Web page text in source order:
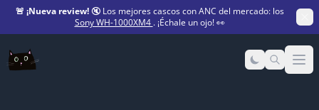
🚨 ¡Nueva review! 🔇 Los mejores cascos con ANC del mercado: los
Sony WH-1000XM4 . ¡Échale un ojo! 👀